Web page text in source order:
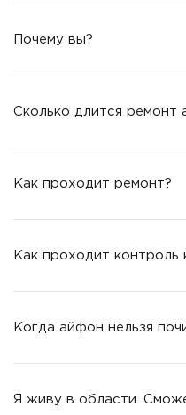
Почему вы?
Сколько длится ремонт
Как проходит ремонт?
Как проходит контроль
Когда айфон нельзя
Я живу в области.